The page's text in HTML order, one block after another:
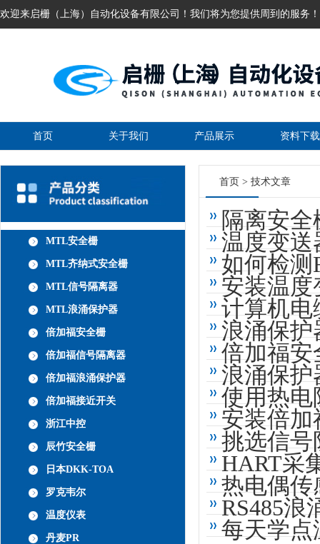
欢迎来启栅（上海）自动化设备有限公司！我们将为您提供周到的服务！
首页 关于我们 产品展示 资料下载
MTL安全栅
MTL齐纳式安全栅
MTL信号隔离器
MTL浪涌保护器
倍加福安全栅
倍加福信号隔离器
倍加福浪涌保护器
倍加福接近开关
浙江中控
辰竹安全栅
日本DKK-TOA
罗克韦尔
温度仪表
丹麦PR
首页 > 技术文章
隔离安全
温度变送
如何检测
安装温度
计算机电
浪涌保护
倍加福安
浪涌保护
使用热电
安装倍加
挑选信号
HART采
热电偶传
RS485浪
每天学点